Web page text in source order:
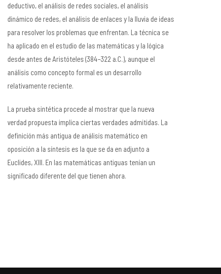
deductivo, el análisis de redes sociales, el análisis
dinámico de redes, el análisis de enlaces y la lluvia de ideas
para resolver los problemas que enfrentan. La técnica se
ha aplicado en el estudio de las matemáticas y la lógica
desde antes de Aristóteles (384–322 a.C.), aunque el
análisis como concepto formal es un desarrollo
relativamente reciente.​
La prueba sintética procede al mostrar que la nueva
verdad propuesta implica ciertas verdades admitidas. La
definición más antigua de análisis matemático en
oposición a la síntesis es la que se da en adjunto a
Euclides, XIII. En las matemáticas antiguas tenían un
significado diferente del que tienen ahora.